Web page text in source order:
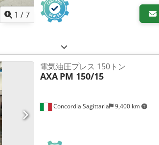
1 /7
Concordia Sagittaria 9,400 km
電気油圧プレス 150トン
AXA PM 150/15